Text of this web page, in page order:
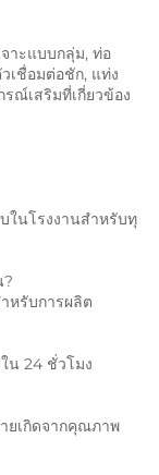
าะแบบกลุ่ม, ท่อ
เชื่อมต่อชัก, แท่ง
รณ์เสริมที่เกี่ยวข้อง
ในโรงงานสำหรับทุ
?
หรับการผลิต
น 24 ชั่วโมง
ยเกิดจากคุณภาพ